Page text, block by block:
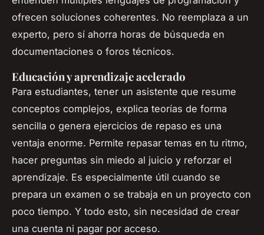
ofrecen soluciones coherentes. No reemplaza a un
experto, pero sí ahorra horas de búsqueda en
documentaciones o foros técnicos.
Educación y aprendizaje acelerado
Para estudiantes, tener un asistente que resume
conceptos complejos, explica teorías de forma
sencilla o genera ejercicios de repaso es una
ventaja enorme. Permite repasar temas en tu ritmo,
hacer preguntas sin miedo al juicio y reforzar el
aprendizaje. Es especialmente útil cuando se
prepara un examen o se trabaja en un proyecto con
poco tiempo. Y todo esto, sin necesidad de crear
una cuenta ni pagar por acceso.